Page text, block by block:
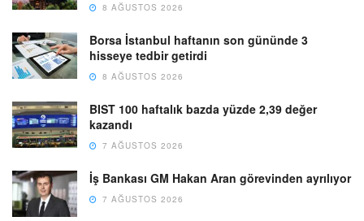
8 AĞUSTOS 2026
Borsa İstanbul haftanın son gününde 3
hisseye tedbir getirdi
8 AĞUSTOS 2026
BIST 100 haftalık bazda yüzde 2,39 değer
kazandı
7 AĞUSTOS 2026
İş Bankası GM Hakan Aran görevinden ayrılıyor
7 AĞUSTOS 2026